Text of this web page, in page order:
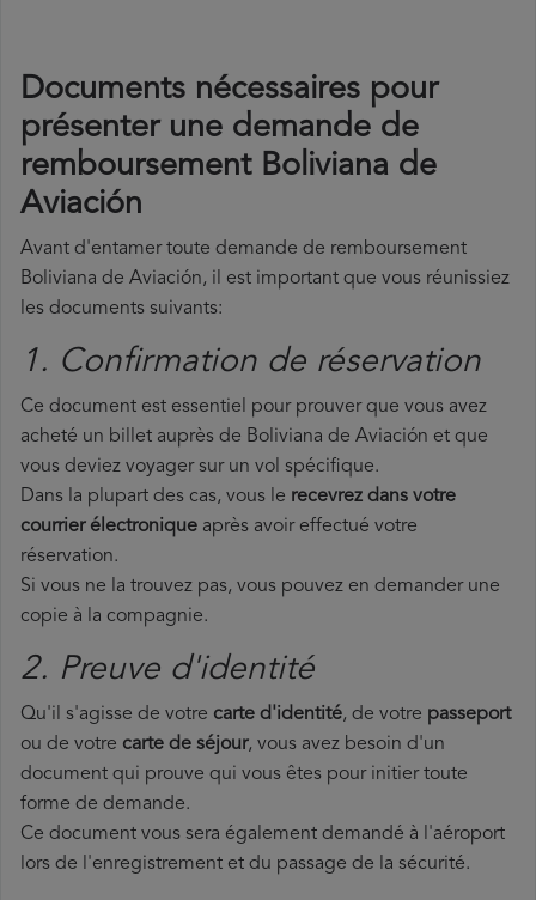
Documents nécessaires pour
présenter une demande de
remboursement Boliviana de
Aviación
Avant d'entamer toute demande de remboursement
Boliviana de Aviación, il est important que vous réunissiez
les documents suivants:
1. Confirmation de réservation
Ce document est essentiel pour prouver que vous avez
acheté un billet auprès de Boliviana de Aviación et que
vous deviez voyager sur un vol spécifique.
Dans la plupart des cas, vous le recevrez dans votre
courrier électronique après avoir effectué votre
réservation.
Si vous ne la trouvez pas, vous pouvez en demander une
copie à la compagnie.
2. Preuve d'identité
Qu'il s'agisse de votre carte d'identité, de votre passeport
ou de votre carte de séjour, vous avez besoin d'un
document qui prouve qui vous êtes pour initier toute
forme de demande.
Ce document vous sera également demandé à l'aéroport
lors de l'enregistrement et du passage de la sécurité.